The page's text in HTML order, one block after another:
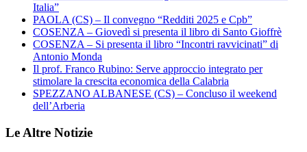
Italia”
PAOLA (CS) – Il convegno “Redditi 2025 e Cpb”
COSENZA – Giovedì si presenta il libro di Santo Gioffrè
COSENZA – Si presenta il libro “Incontri ravvicinati” di
Antonio Monda
Il prof. Franco Rubino: Serve approccio integrato per
stimolare la crescita economica della Calabria
SPEZZANO ALBANESE (CS) – Concluso il weekend
dell’Arberia
Le Altre Notizie